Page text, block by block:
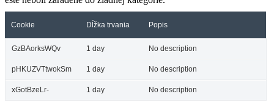
Cookie Dĺžka trvania Popis
GzBAorksWQv 1 day No description
pHKUZVTtwokSm 1 day No description
xGotBzeLr- 1 day No description